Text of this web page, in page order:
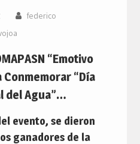
federico
“Emotivo
“Día
del Agua”…
evento, se dieron
ganadores de la